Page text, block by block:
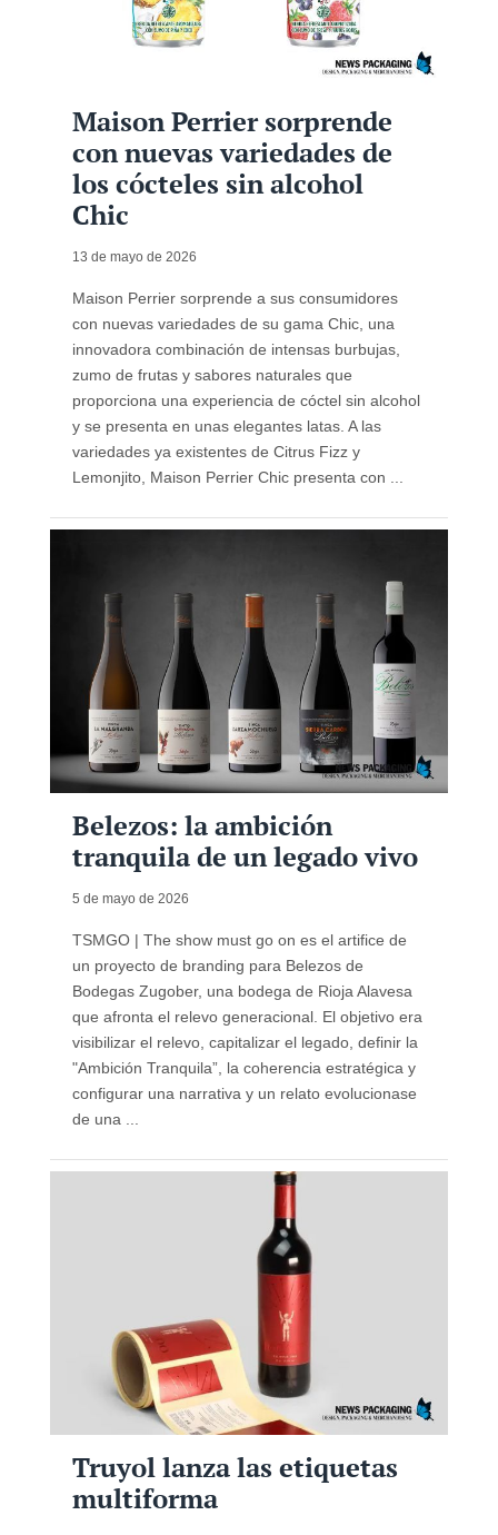
Maison Perrier sorprende
con nuevas variedades de
los cócteles sin alcohol
Chic
13 de mayo de 2026
Maison Perrier sorprende a sus consumidores
con nuevas variedades de su gama Chic, una
innovadora combinación de intensas burbujas,
zumo de frutas y sabores naturales que
proporciona una experiencia de cóctel sin alcohol
y se presenta en unas elegantes latas. A las
variedades ya existentes de Citrus Fizz y
Lemonjito, Maison Perrier Chic presenta con ...
Belezos: la ambición
tranquila de un legado vivo
5 de mayo de 2026
TSMGO | The show must go on es el artifice de
un proyecto de branding para Belezos de
Bodegas Zugober, una bodega de Rioja Alavesa
que afronta el relevo generacional. El objetivo era
visibilizar el relevo, capitalizar el legado, definir la
"Ambición Tranquila”, la coherencia estratégica y
configurar una narrativa y un relato evolucionase
de una ...
Truyol lanza las etiquetas
multiforma